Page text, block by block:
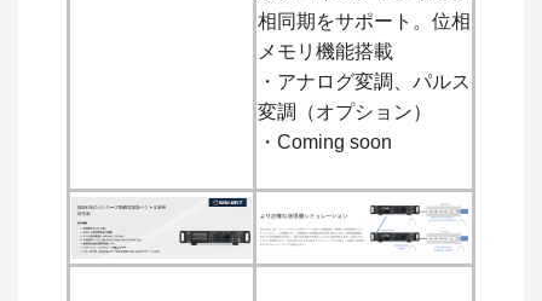
相同期をサポート。位相
メモリ機能搭載
・アナログ変調、パルス
変調（オプション）
・Coming soon